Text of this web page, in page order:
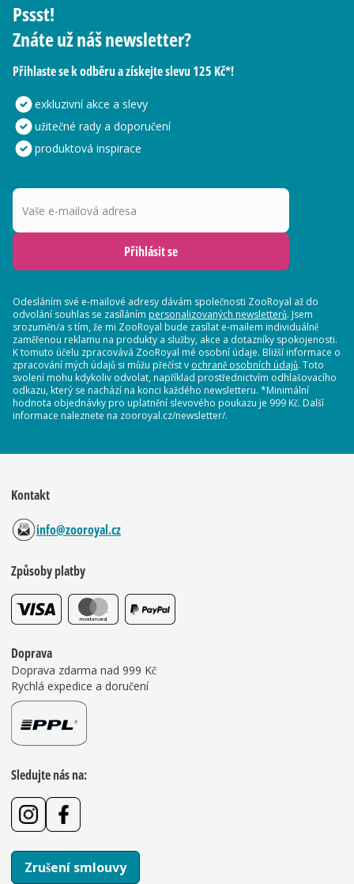
Pssst!
Znáte už náš newsletter?
Přihlaste se k odběru a získejte slevu 125 Kč*!
exkluzivní akce a slevy
užitečné rady a doporučení
produktová inspirace
Vaše e-mailová adresa
Přihlásit se
Odesláním své e-mailové adresy dávám společnosti ZooRoyal až do
odvolání souhlas se zasíláním personalizovaných newsletterů. Jsem
srozuměn/a s tím, že mi ZooRoyal bude zasílat e-mailem individuálně
zaměřenou reklamu na produkty a služby, akce a dotazníky spokojenosti.
K tomuto účelu zpracovává ZooRoyal mé osobní údaje. Bližší informace o
zpracování mých údajů si můžu přečíst v ochraně osobních údajů. Toto
svolení mohu kdykoliv odvolat, například prostřednictvím odhlašovacího
odkazu, který se nachází na konci každého newsletteru. *Minimální
hodnota objednávky pro uplatnění slevového poukazu je 999 Kč. Další
informace naleznete na zooroyal.cz/newsletter/.
Kontakt
info@zooroyal.cz
Způsoby platby
Doprava
Doprava zdarma nad 999 Kč
Rychlá expedice a doručení
Sledujte nás na:
Zrušení smlouvy